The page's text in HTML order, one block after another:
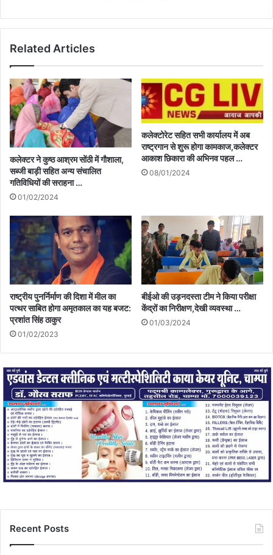
Related Articles
कलेक्टर ने कुष्ठ आश्रम सोंठी में गौशाला,
सब्जी बाड़ी सहित अन्य संचालित
गतिविधियों की सराहना …
01/02/2024
कलेक्टोरेट सहित सभी कार्यालय में अब
राष्ट्रगान से शुरू होगा कामकाज,कलेक्टर
आकाश छिकारा की अभिनव पहल …
08/01/2024
राष्ट्रीय पुनर्निर्माण की दिशा में मील का
पत्थर साबित होगा अमृतकाल का यह बजट:
प्रशांत सिंह ठाकुर
01/02/2023
बीईओ की उड़नदस्ता टीम ने किया परीक्षा
केंद्रों का निरीक्षण,देखी व्यवस्था …
01/03/2024
Recent Posts